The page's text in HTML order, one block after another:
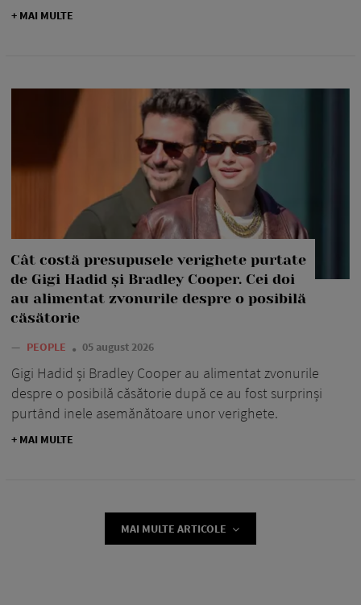
+ MAI MULTE
Cât costă presupusele verighete purtate
de Gigi Hadid și Bradley Cooper. Cei doi
au alimentat zvonurile despre o posibilă
căsătorie
— PEOPLE 05 august 2026
Gigi Hadid și Bradley Cooper au alimentat zvonurile
despre o posibilă căsătorie după ce au fost surprinși
purtând inele asemănătoare unor verighete.
+ MAI MULTE
MAI MULTE ARTICOLE